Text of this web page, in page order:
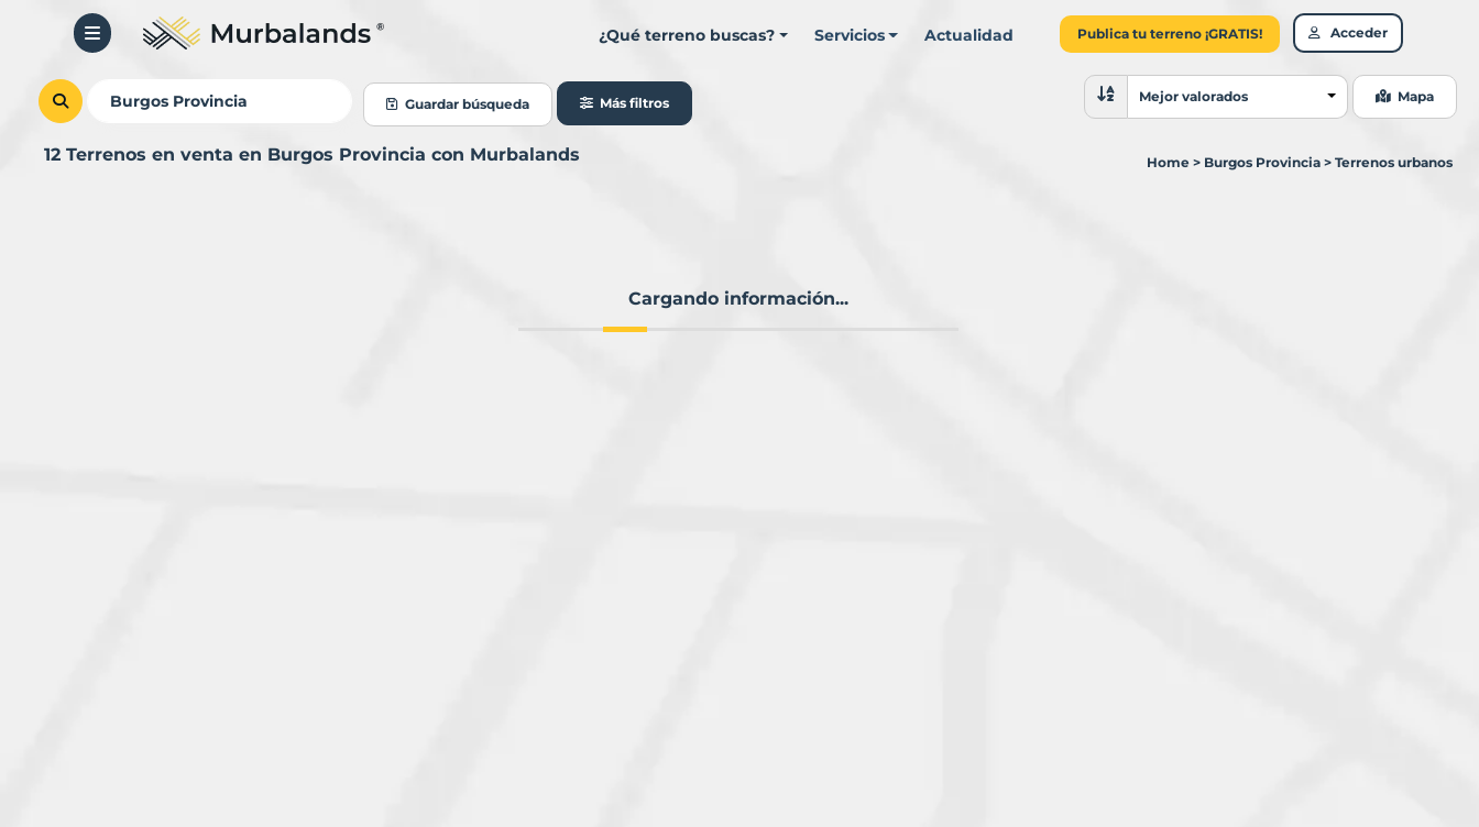
¿Qué terreno buscas? Servicios Actualidad Publica tu terreno ¡GRATIS! Acceder
Guardar búsqueda Más filtros
Ordenar resultados
Mejor valorados Mapa
12 Terrenos en venta en Burgos Provincia con Murbalands Home > Burgos Provincia > Terrenos urbanos
Cargando información...